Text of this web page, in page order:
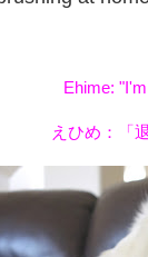
Ehime:
えひめ：「